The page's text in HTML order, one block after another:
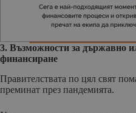
3. Възможности за държавно
финансиране
Правителствата по цял свят
преминат през пандемията.